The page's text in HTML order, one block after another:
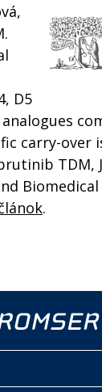
D5
analogues
carry-over
TDM,
Biomedical
.